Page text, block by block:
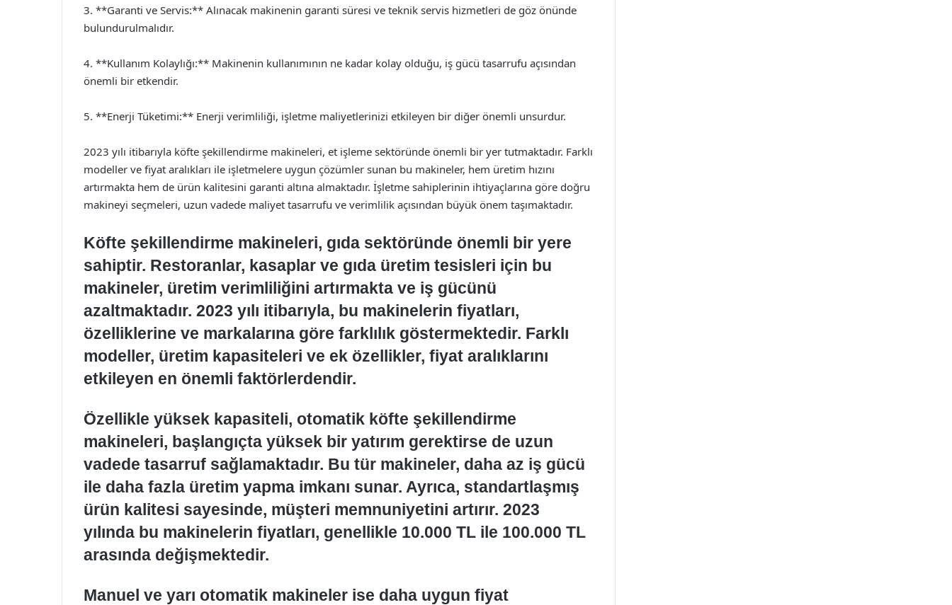
3. **Garanti ve Servis:** Alınacak makinenin garanti süresi ve teknik servis hizmetleri de göz önünde
bulundurulmalıdır.
4. **Kullanım Kolaylığı:** Makinenin kullanımının ne kadar kolay olduğu, iş gücü tasarrufu açısından
önemli bir etkendir.
5. **Enerji Tüketimi:** Enerji verimliliği, işletme maliyetlerinizi etkileyen bir diğer önemli unsurdur.
2023 yılı itibarıyla köfte şekillendirme makineleri, et işleme sektöründe önemli bir yer tutmaktadır. Farklı
modeller ve fiyat aralıkları ile işletmelere uygun çözümler sunan bu makineler, hem üretim hızını
artırmakta hem de ürün kalitesini garanti altına almaktadır. İşletme sahiplerinin ihtiyaçlarına göre doğru
makineyi seçmeleri, uzun vadede maliyet tasarrufu ve verimlilik açısından büyük önem taşımaktadır.
Köfte şekillendirme makineleri, gıda sektöründe önemli bir yere
sahiptir. Restoranlar, kasaplar ve gıda üretim tesisleri için bu
makineler, üretim verimliliğini artırmakta ve iş gücünü
azaltmaktadır. 2023 yılı itibarıyla, bu makinelerin fiyatları,
özelliklerine ve markalarına göre farklılık göstermektedir. Farklı
modeller, üretim kapasiteleri ve ek özellikler, fiyat aralıklarını
etkileyen en önemli faktörlerdendir.
Özellikle yüksek kapasiteli, otomatik köfte şekillendirme
makineleri, başlangıçta yüksek bir yatırım gerektirse de uzun
vadede tasarruf sağlamaktadır. Bu tür makineler, daha az iş gücü
ile daha fazla üretim yapma imkanı sunar. Ayrıca, standartlaşmış
ürün kalitesi sayesinde, müşteri memnuniyetini artırır. 2023
yılında bu makinelerin fiyatları, genellikle 10.000 TL ile 100.000 TL
arasında değişmektedir.
Manuel ve yarı otomatik makineler ise daha uygun fiyat